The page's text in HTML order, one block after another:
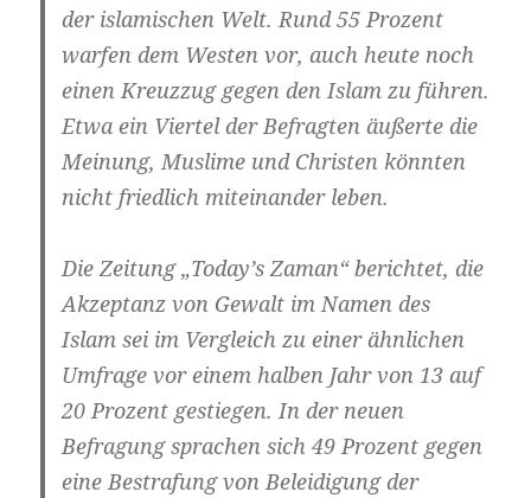
der islamischen Welt. Rund 55 Prozent
warfen dem Westen vor, auch heute noch
einen Kreuzzug gegen den Islam zu führen.
Etwa ein Viertel der Befragten äußerte die
Meinung, Muslime und Christen könnten
nicht friedlich miteinander leben.
Die Zeitung „Today’s Zaman“ berichtet, die
Akzeptanz von Gewalt im Namen des
Islam sei im Vergleich zu einer ähnlichen
Umfrage vor einem halben Jahr von 13 auf
20 Prozent gestiegen. In der neuen
Befragung sprachen sich 49 Prozent gegen
eine Bestrafung von Beleidigung der